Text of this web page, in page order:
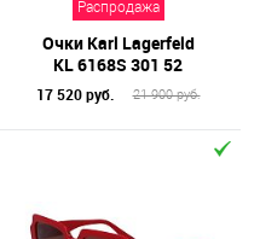
Распродажа
Очки Karl Lagerfeld
KL 6168S 301 52
17 520 руб. 21 900 руб.